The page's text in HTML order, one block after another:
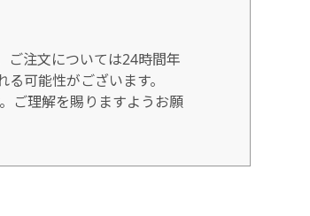
ご注文については24時間年
可能性がございます。
ご理解を賜りますようお願